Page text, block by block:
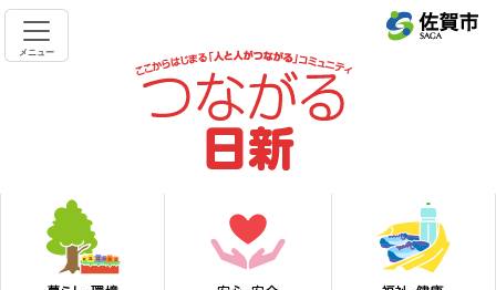
メニュー